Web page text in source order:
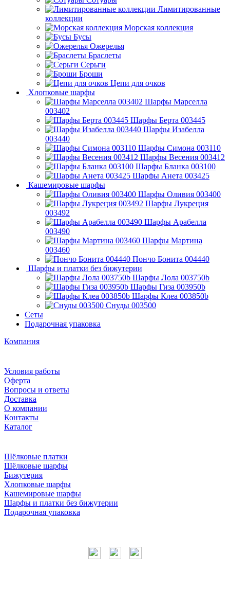
Лимитированные
коллекции
Морская коллекция
Бусы
Ожерелья
Браслеты
Серьги
Броши
Цепи для очков
Хлопковые шарфы
Шарфы Марселла
003402
Шарфы Берта 003445
Шарфы Изабелла
003440
Шарфы Симона 003110
Шарфы Весения 003412
Шарфы Бланка 003100
Шарфы Анета 003425
Кашемировые шарфы
Шарфы Оливия 003400
Шарфы Лукреция
003492
Шарфы Арабелла
003490
Шарфы Мартина
003460
Пончо Бонита 004440
Шарфы и платки без бижутерии
Шарфы Лола 003750b
Шарфы Гиза 003950b
Шарфы Клеа 003850b
Снуды 003500
Сеты
Подарочная упаковка
Компания
Условия работы
Оферта
Вопросы и ответы
Доставка
О компании
Контакты
Каталог
Шёлковые платки
Шёлковые шарфы
Бижутерия
Хлопковые шарфы
Кашемировые шарфы
Шарфы и платки без бижутерии
Подарочная упаковка